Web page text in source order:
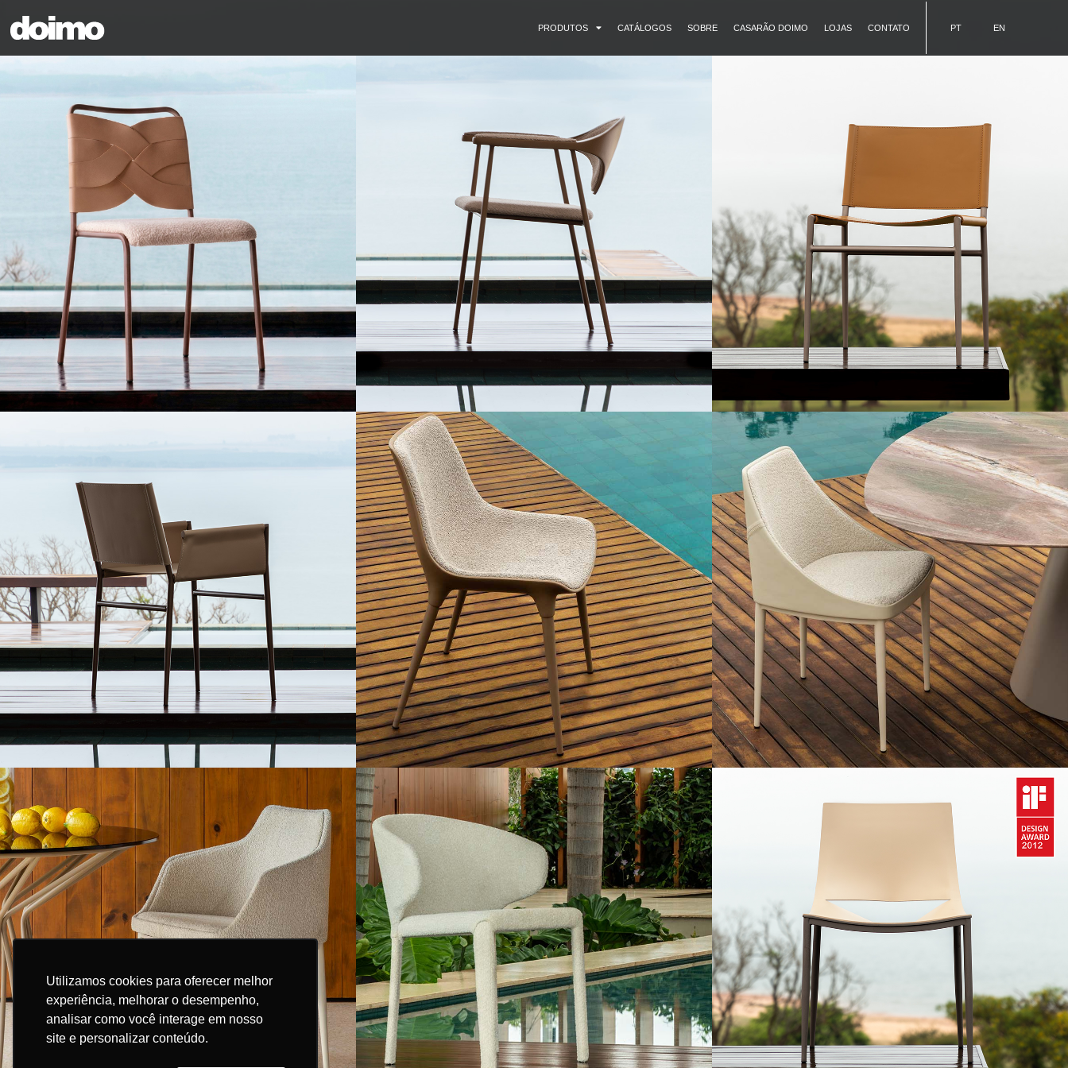
Utilizamos cookies para oferecer melhor
experiência, melhorar o desempenho,
analisar como você interage em nosso
site e personalizar conteúdo.
Utilizamos cookies para oferecer melhor
experiência, melhorar o desempenho,
analisar como você interage em nosso
site e personalizar conteúdo.
PRODUTOS CATÁLOGOS SOBRE CASARÃO DOIMO LOJAS CONTATO PT EN